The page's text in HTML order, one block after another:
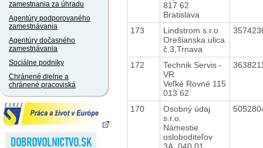
zamestnania za úhradu
Agentúry podporovaného
zamestnávania
Agentúry dočasného
zamestnávania
Sociálne podniky
Chránené dielne a
chránené pracoviská
817 62
Bratislava
173
Lindstrom s.r.o
Orešianska ulica
č.3,Trnava
172
Technik Servis -
VR
Veľké Rovné 115
013 62
170
Osobný údaj
s.r.o.
Námestie
osloboditeľov